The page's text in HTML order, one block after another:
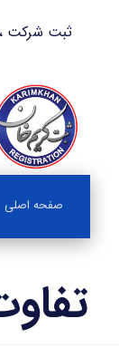
ثبت شرکت ،
صفحه اصلی